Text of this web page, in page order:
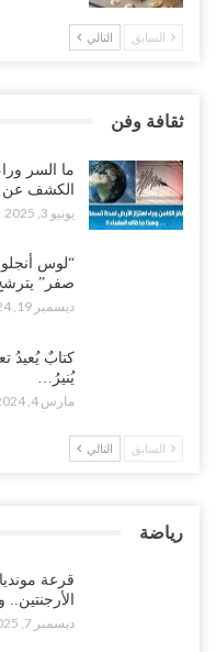
السابق التالي
ثقافة وفن
الكشف عن
يونيو 3, 2025
“لوس
صفر”
ديسمبر 19, 2024
كتابٌ يُعيدُ
يُنيرُ…
مارس 4, 2024
السابق التالي
رياضة
ديسمبر 7, 2025